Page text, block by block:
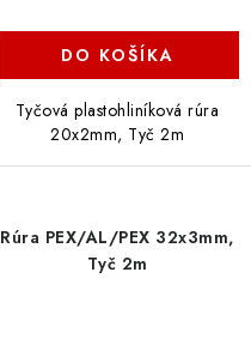
DO KOŠÍKA
Tyčová plastohliníková rúra
20x2mm, Tyč 2m
Rúra PEX/AL/PEX 32x3mm,
Tyč 2m